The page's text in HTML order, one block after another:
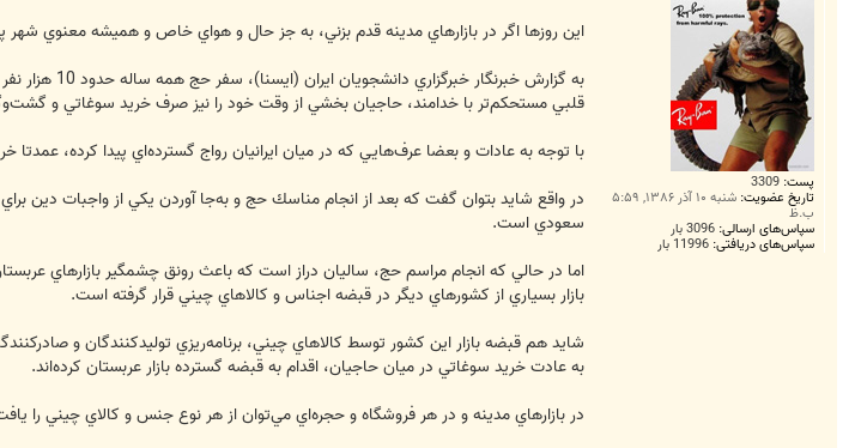
پست: 3309
تاریخ عضویت: شنبه ۱۰ آذر ۱۳۸۶, ۵:۵۹
ب.ظ
سپاس‌های ارسالی: 3096 بار
سپاس‌های دریافتی: 11996 بار
اين روزها اگر در بازارهاي مدينه قدم بزني، به جز حال و هواي خاص و هميشه معنوي شهر
به گزارش
قلبي مستحكم‌تر با خدامند، حاجيان بخشي از وقت خود را نيز صرف خريد سوغاتي و
با توجه به عادات و بعضا عرف‌هايي كه در ميان ايرانيان رواج گسترده‌اي پيدا كرده،
در واقع شايد بتوان گفت كه بعد از انجام مناسك حج و به‌جا آوردن يكي از واجبات دين
سعودي است.
اما در حالي كه انجام مراسم حج، ساليان دراز است كه باعث رونق چشمگير بازارهاي
بازار بسياري از كشورهاي ديگر در قبضه‌ اجناس و كالاهاي چيني قرار گرفته است.
شايد هم قبضه بازار اين كشور توسط كالاهاي چيني، برنامه‌ريزي توليدكنندگان و
به عادت خريد سوغاتي در ميان حاجيان، اقدام به قبضه گسترده بازار عربستان كرده‌اند.
در بازارهاي مدينه و در هر فروشگاه و حجره‌اي مي‌توان از هر نوع جنس و كالاي چيني را